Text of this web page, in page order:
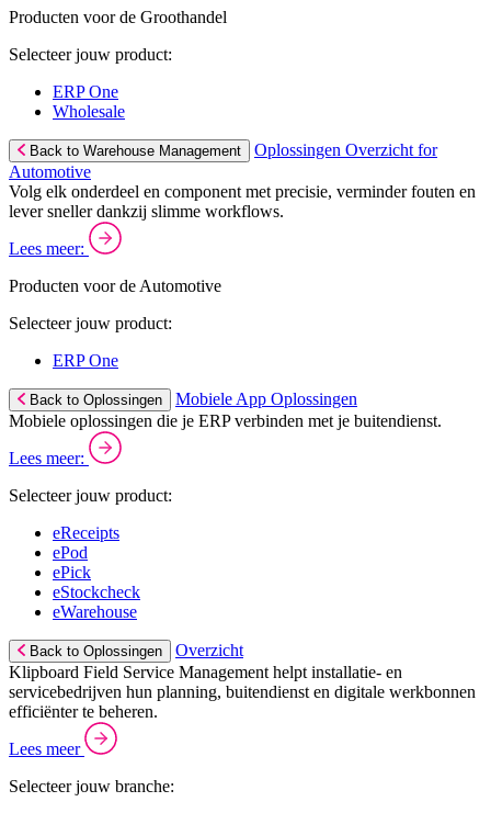
Producten voor de Groothandel
Selecteer jouw product:
ERP One
Wholesale
Back to Warehouse Management
Oplossingen Overzicht for
Automotive
Volg elk onderdeel en component met precisie, verminder fouten en
lever sneller dankzij slimme workflows.
Lees meer:
Producten voor de Automotive
Selecteer jouw product:
ERP One
Back to Oplossingen
Mobiele App Oplossingen
Mobiele oplossingen die je ERP verbinden met je buitendienst.
Lees meer:
Selecteer jouw product:
eReceipts
ePod
ePick
eStockcheck
eWarehouse
Back to Oplossingen
Overzicht
Klipboard Field Service Management helpt installatie- en
servicebedrijven hun planning, buitendienst en digitale werkbonnen
efficiënter te beheren.
Lees meer
Selecteer jouw branche: